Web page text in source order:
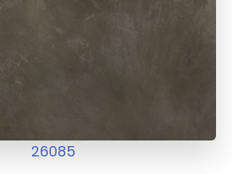
26085